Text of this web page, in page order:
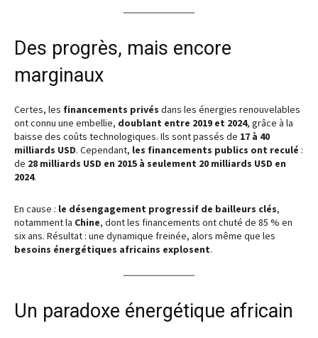
Des progrès, mais encore
marginaux
Certes, les financements privés dans les énergies renouvelables
ont connu une embellie, doublant entre 2019 et 2024, grâce à la
baisse des coûts technologiques. Ils sont passés de 17 à 40
milliards USD. Cependant, les financements publics ont reculé :
de 28 milliards USD en 2015 à seulement 20 milliards USD en
2024.
En cause : le désengagement progressif de bailleurs clés,
notamment la Chine, dont les financements ont chuté de 85 % en
six ans. Résultat : une dynamique freinée, alors même que les
besoins énergétiques africains explosent.
Un paradoxe énergétique africain